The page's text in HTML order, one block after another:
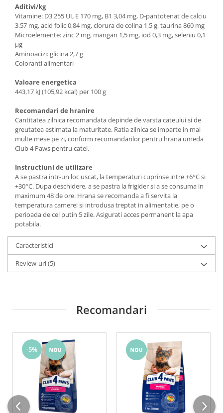
Aditivi/kg
Vitamine: D3 255 UI, E 170 mg, B1 3,04 mg, D-pantotenat de calciu
3,57 mg, acid folic 0,84 mg, clorura de colina 1,5 g, taurina 860 mg
Microelemente: zinc 2 mg, mangan 1,5 mg, iod 0,3 mg, seleniu 0,1
µg
Aminoacizi: glicina 2,7 g
Coloranti alimentari
Valoare energetica
443,17 kJ (105,92 kcal) per 100 g
Recomandari de hranire
Cantitatea zilnica recomandata depinde de varsta cateului si de
greutatea estimata la maturitate. Ratia zilnica se imparte in mai
multe mese pe zi, conform recomandarilor pentru hrana umeda
Club 4 Paws pentru catei.
Instructiuni de utilizare
A se pastra intr-un loc uscat, la temperaturi cuprinse intre +6°C si
+30°C. Dupa deschidere, a se pastra la frigider si a se consuma in
maximum 48 de ore. Hrana se recomanda a fi servita la
temperatura camerei si introdusa treptat in alimentatie, pe o
perioada de cel putin 5 zile. Asigurati acces permanent la apa
potabila.
Caracteristici
Review-uri(5)
Recomandari
-5%